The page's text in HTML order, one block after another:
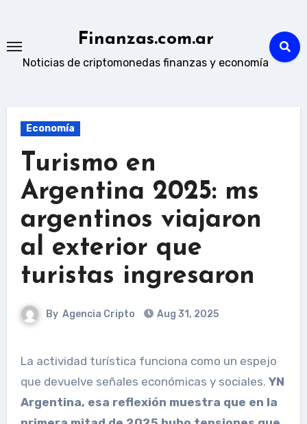
content
Finanzas.com.ar
Noticias de criptomonedas finanzas y economía
Economía
Turismo en
Argentina 2025: ms
argentinos viajaron
al exterior que
turistas ingresaron
By Agencia Cripto Aug 31, 2025
La actividad turística funciona como un espejo
que devuelve señales económicas y sociales. YN
Argentina, esa reflexión muestra que en la